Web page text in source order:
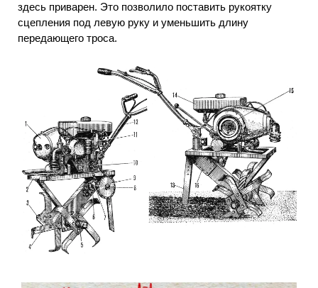
здесь приварен. Это позволило поставить рукоятку
сцепления под левую руку и уменьшить длину
передающего троса.